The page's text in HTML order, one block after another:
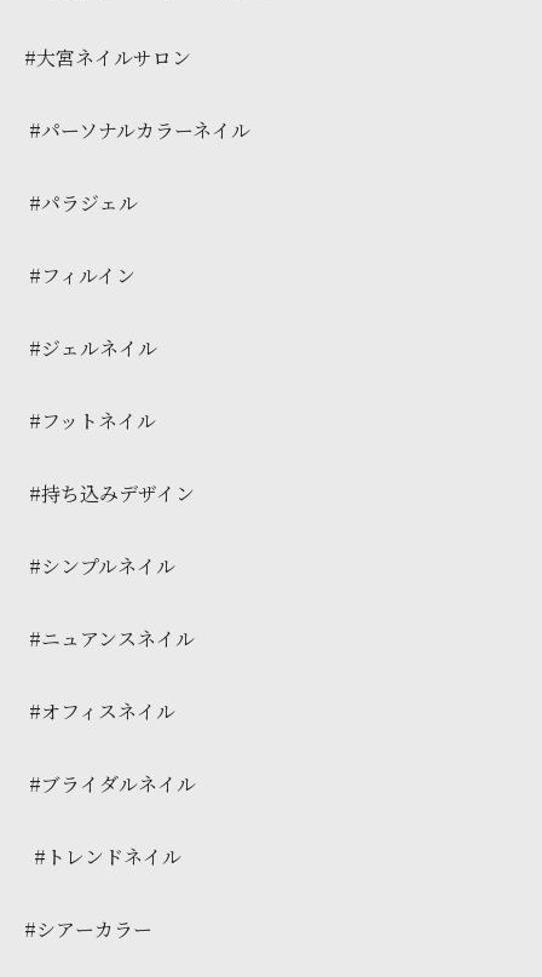
#大宮ネイルサロン
#パーソナルカラーネイル
#パラジェル
#フィルイン
#ジェルネイル
#フットネイル
#持ち込みデザイン
#シンプルネイル
#ニュアンスネイル
#オフィスネイル
#ブライダルネイル
#トレンドネイル
#シアーカラー